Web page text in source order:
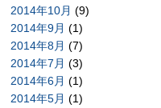
2014年10月 (9)
2014年9月 (1)
2014年8月 (7)
2014年7月 (3)
2014年6月 (1)
2014年5月 (1)